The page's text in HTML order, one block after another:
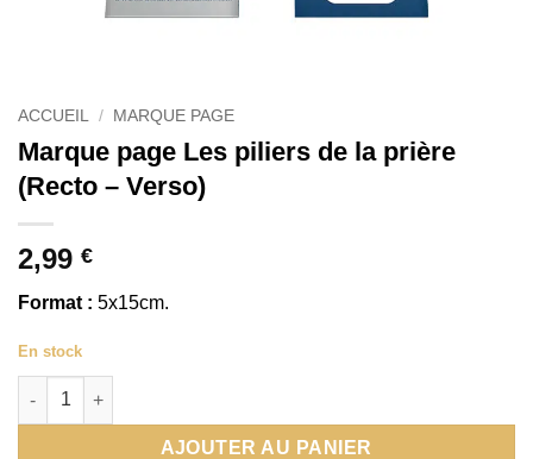
ACCUEIL / MARQUE PAGE
Marque page Les piliers de la prière
(Recto – Verso)
2,99 €
Format : 5x15cm.
En stock
quantité de Marque page Les piliers de la prière (Recto - Verso)
AJOUTER AU PANIER